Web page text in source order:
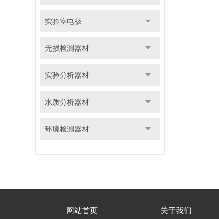
实验室电极
无损检测器材
实验分析器材
水质分析器材
环境检测器材
网站首页 关于我们